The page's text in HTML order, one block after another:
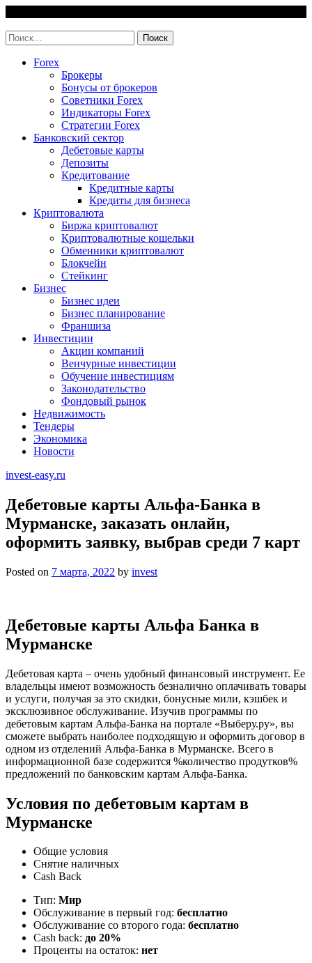
content
Найти:
Forex
Брокеры
Бонусы от брокеров
Советники Forex
Индикаторы Forex
Стратегии Forex
Банковский сектор
Дебетовые карты
Депозиты
Кредитование
Кредитные карты
Кредиты для бизнеса
Криптовалюта
Биржа криптовалют
Криптовалютные кошельки
Обменники криптовалют
Блокчейн
Стейкинг
Бизнес
Бизнес идеи
Бизнес планирование
Франшиза
Инвестиции
Акции компаний
Венчурные инвестиции
Обучение инвестициям
Законодательство
Фондовый рынок
Недвижимость
Тендеры
Экономика
Новости
invest-easy.ru
Дебетовые карты Альфа-Банка в
Мурманске, заказать онлайн,
оформить заявку, выбрав среди 7 карт
Posted on 7 марта, 2022 by invest
Дебетовые карты Альфа Банка в
Мурманске
Дебетовая карта – очень удобный финансовый инструмент. Ее
владельцы имеют возможность безналично оплачивать товары
и услуги, получая за это скидки, бонусные мили, кэшбек и
эксклюзивное обслуживание. Изучив программы по
дебетовым картам Альфа-Банка на портале «Выберу.ру», вы
сможете выбрать наиболее подходящую и оформить договор в
одном из отделений Альфа-Банка в Мурманске. Всего в
информационной базе содержится %количество продутков%
предложений по банковским картам Альфа-Банка.
Условия по дебетовым картам в
Мурманске
Общие условия
Снятие наличных
Cash Back
Тип: Мир
Обслуживание в первый год: бесплатно
Обслуживание со второго года: бесплатно
Cash back: до 20%
Проценты на остаток: нет